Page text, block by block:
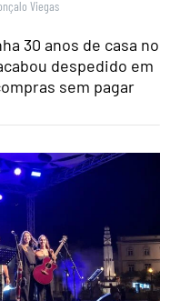
Viegas
30 anos de casa no
despedido em
sem pagar